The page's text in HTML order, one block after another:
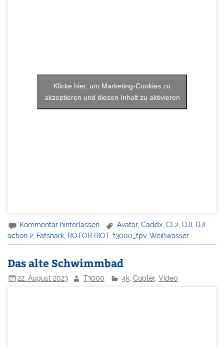
Klicke hier, um Marketing-Cookies zu
akzeptieren und diesen Inhalt zu aktivieren
Kommentar hinterlassen Avatar,Caddx ,CL2 DJI
DJI
action 2 Fatshark ROTOR RIOT,t3000_fpv,Weißwasser
Das alte Schwimmbad
22. August 2023 T3000 4k, Copter, Video